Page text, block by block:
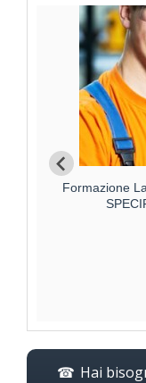
Formazione
Hai